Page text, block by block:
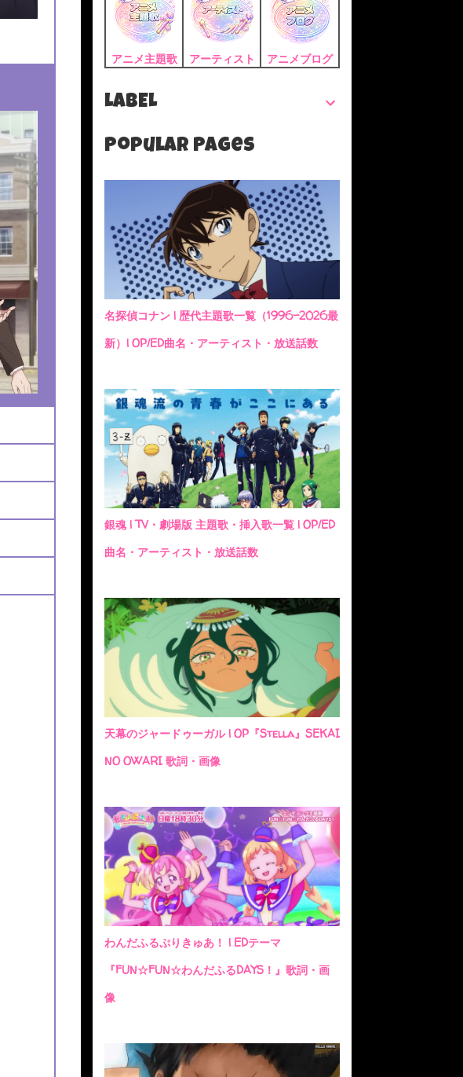
アニメ主題歌 アーティスト アニメブログ
LABEL
Popular Pages
名探偵コナン | 歴代主題歌一覧（1996-2026最
新）| OP/ED曲名・アーティスト・放送話数
銀魂 | TV・劇場版 主題歌・挿入歌一覧 | OP/ED
曲名・アーティスト・放送話数
天幕のジャードゥーガル | OP『Stella』SEKAI
NO OWARI 歌詞・画像
わんだふるぷりきゅあ！ | EDテーマ
『FUN☆FUN☆わんだふるDAYS！』歌詞・画
像